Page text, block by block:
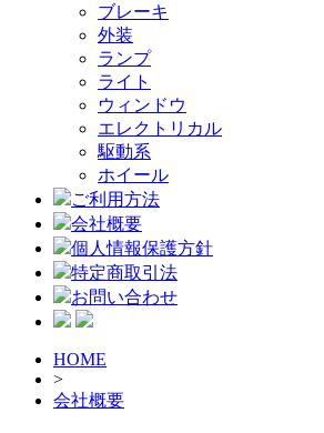
ブレーキ
外装
ランプ
ライト
ウィンドウ
エレクトリカル
駆動系
ホイール
ご利用方法
会社概要
個人情報保護方針
特定商取引法
お問い合わせ
HOME
>
会社概要